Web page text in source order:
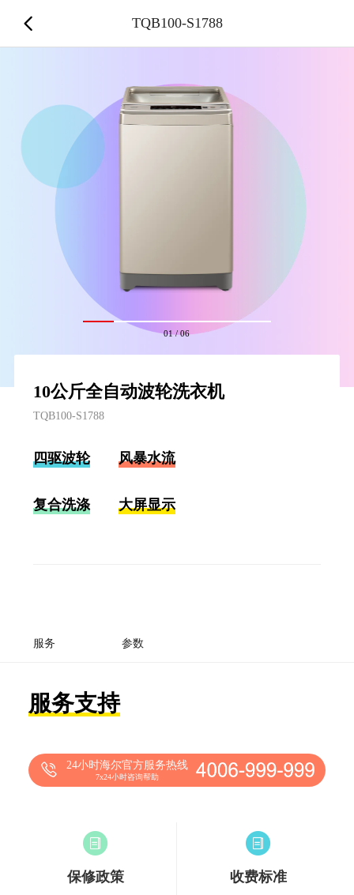
01/06
10公斤全自动波轮洗衣机
TQB100-S1788
四驱波轮 风暴水流
复合洗涤 大屏显示
服务 参数
服务支持
24小时海尔官方服务热线
7x24小时咨询帮助
保修政策 收费标准
TQB100-S1788